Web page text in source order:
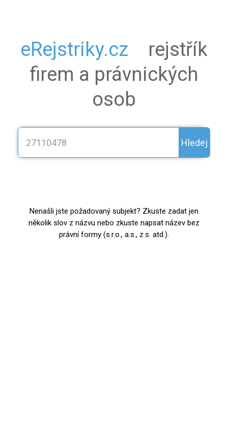
eRejstriky.cz
rejstřík
firem a právnických
osob
Hledej
Nenašli jste požadovaný subjekt? Zkuste zadat jen
několik slov z názvu nebo zkuste napsat název bez
právní formy (s.r.o., a.s., z.s. atd.).